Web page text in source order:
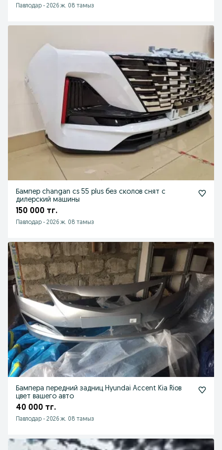
Павлодар - 2026 ж. 08 тамыз
Бампер changan cs 55 plus без сколов снят с
дилерский машины
150 000 тг.
Павлодар - 2026 ж. 08 тамыз
Бампера передний задниц Hyundai Accent Kia Rioв
цвет вашего авто
40 000 тг.
Павлодар - 2026 ж. 08 тамыз